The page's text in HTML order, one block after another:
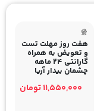
هفت روز مهلت تست
و تعویض به همراه
گارانتی 24 ماهه
چشمان بیدار آریا
11,550,000تومان